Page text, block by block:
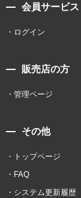
会員サービス
ログイン
販売店の方
管理ページ
その他
トップページ
FAQ
システム更新履歴